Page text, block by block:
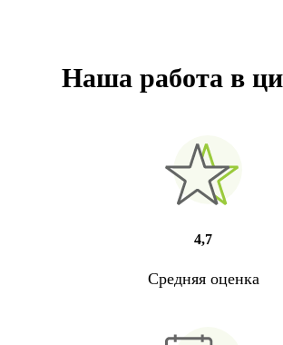
Наша работа в
4,7
Средняя оценка